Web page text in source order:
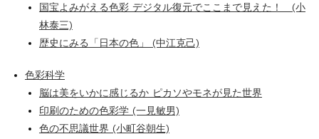
国宝よみがえる色彩 デジタル復元でここまで見えた！ (小
林泰三)
歴史にみる「日本の色」 (中江克己)
色彩科学
脳は美をいかに感じるか ピカソやモネが見た世界
印刷のための色彩学 (一見敏男)
色の不思議世界 (小町谷朝生)